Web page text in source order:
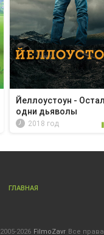
Йеллоустоун -
одни дьяволы
2018 год
ГЛАВНАЯ
2005-2026 FilmoZavr Все